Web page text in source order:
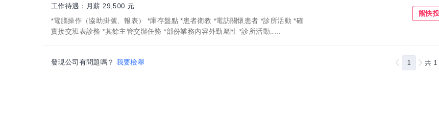
*電訪關懷患者
*診所活動
工作待遇：月薪 29,500 元
*電腦操作（協助掛號、報表） *庫存盤點 *患者衛教 *電訪關懷患者 *診所活動 *確
實接交班表診務 *其餘主管交辦任務 *部份業務內容外勤屬性 *診所活動.....
熊快投
發現公司有問題嗎？ 我要檢舉 1 共 1